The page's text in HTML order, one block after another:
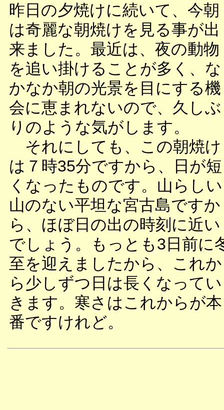
昨日の夕焼けに続いて、今朝
は奇麗な朝焼けを見る事が出
来ました。最近は、夜の動物
を追い掛けることが多く、な
かなか朝の光景を目にする機
会に恵まれないので、久しぶ
りのような気がします。
それにしても、この朝焼け
は７時35分ですから、日が短
くなったものです。山らしい
山のない平坦な宮古島ですか
ら、ほぼ日の出の時刻に近い
でしょう。もっとも3日前に
至を迎えましたから、これか
ら少しずつ日は長くなってい
きます。寒さはこれからが本
番ですけれど。